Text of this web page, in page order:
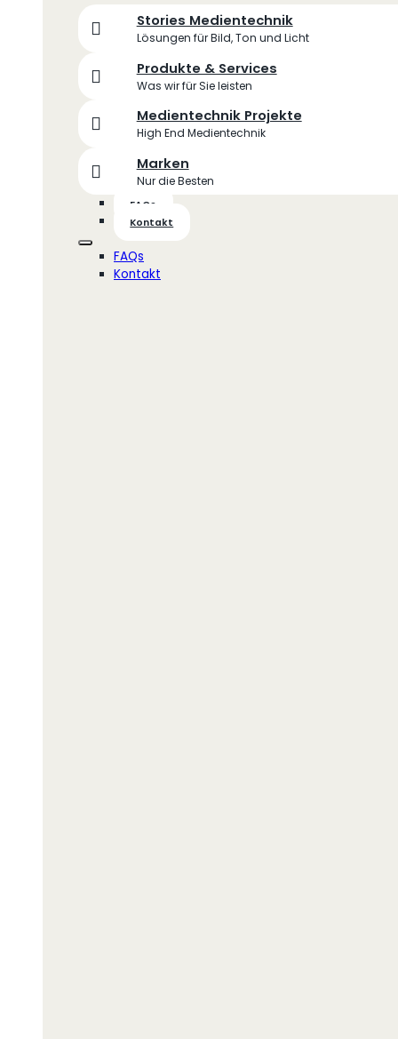
Stories Medientechnik
Lösungen für Bild, Ton und Licht
Produkte & Services
Was wir für Sie leisten
Medientechnik Projekte
High End Medientechnik
Marken
Nur die Besten
FAQs
Kontakt
FAQs
Kontakt